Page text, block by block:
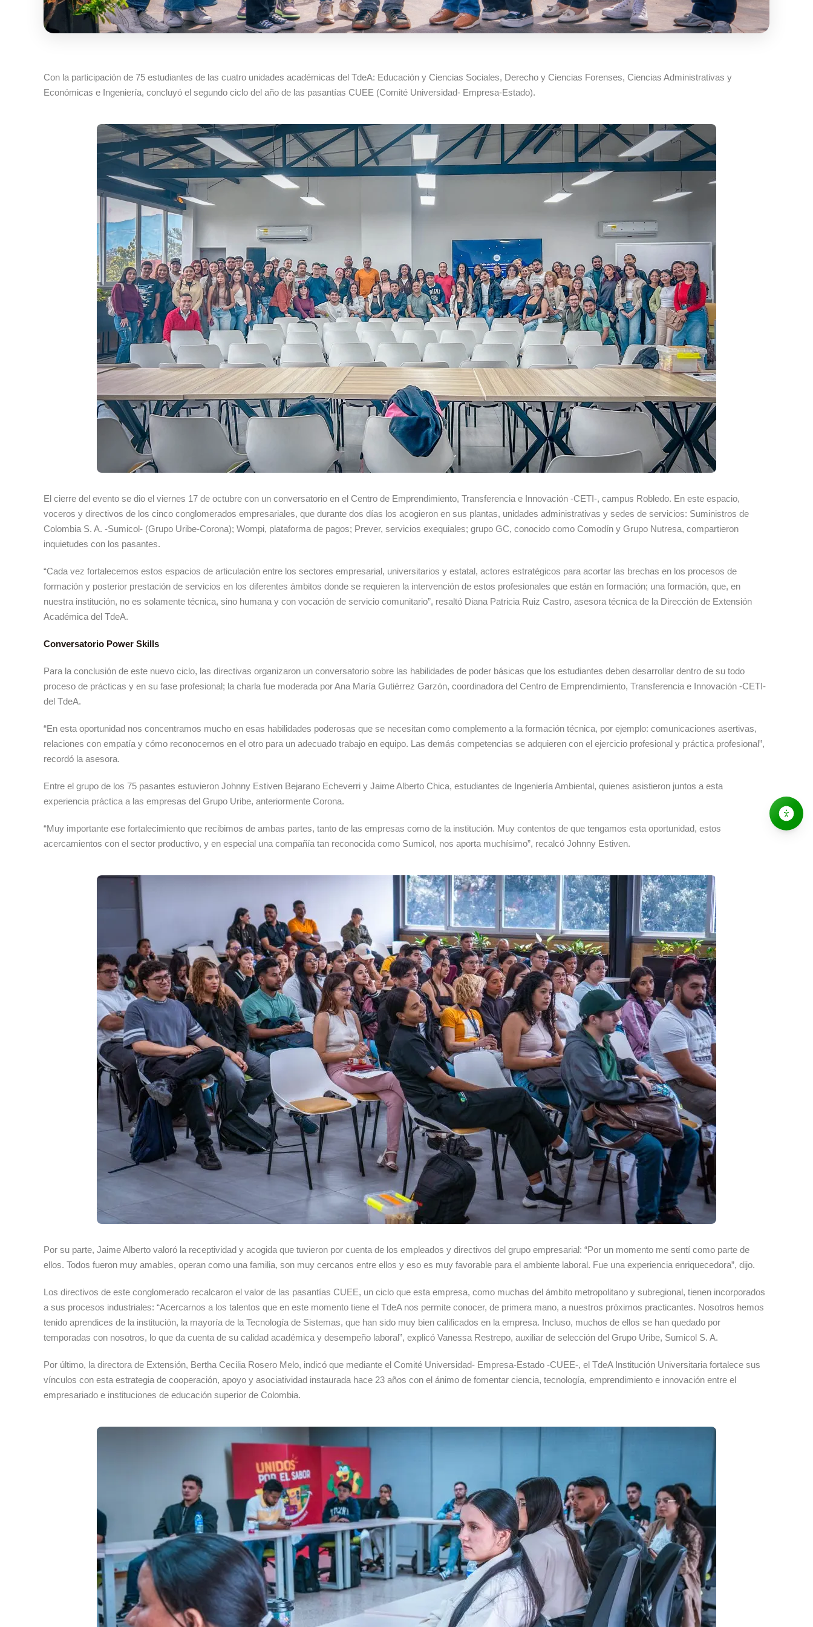
Con la participación de 75 estudiantes de las cuatro unidades académicas del TdeA: Educación y Ciencias Sociales, Derecho y Ciencias Forenses, Ciencias Administrativas y
Económicas e Ingeniería, concluyó el segundo ciclo del año de las pasantías CUEE (Comité Universidad- Empresa-Estado).
El cierre del evento se dio el viernes 17 de octubre con un conversatorio en el Centro de Emprendimiento, Transferencia e Innovación -CETI-, campus Robledo. En este espacio,
voceros y directivos de los cinco conglomerados empresariales, que durante dos días los acogieron en sus plantas, unidades administrativas y sedes de servicios: Suministros de
Colombia S. A. -Sumicol- (Grupo Uribe-Corona); Wompi, plataforma de pagos; Prever, servicios exequiales; grupo GC, conocido como Comodín y Grupo Nutresa, compartieron
inquietudes con los pasantes.
“Cada vez fortalecemos estos espacios de articulación entre los sectores empresarial, universitarios y estatal, actores estratégicos para acortar las brechas en los procesos de
formación y posterior prestación de servicios en los diferentes ámbitos donde se requieren la intervención de estos profesionales que están en formación; una formación, que, en
nuestra institución, no es solamente técnica, sino humana y con vocación de servicio comunitario”, resaltó Diana Patricia Ruiz Castro, asesora técnica de la Dirección de Extensión
Académica del TdeA.
Conversatorio Power Skills
Para la conclusión de este nuevo ciclo, las directivas organizaron un conversatorio sobre las habilidades de poder básicas que los estudiantes deben desarrollar dentro de su todo
proceso de prácticas y en su fase profesional; la charla fue moderada por Ana María Gutiérrez Garzón, coordinadora del Centro de Emprendimiento, Transferencia e Innovación -CETI-
del TdeA.
“En esta oportunidad nos concentramos mucho en esas habilidades poderosas que se necesitan como complemento a la formación técnica, por ejemplo: comunicaciones asertivas,
relaciones con empatía y cómo reconocernos en el otro para un adecuado trabajo en equipo. Las demás competencias se adquieren con el ejercicio profesional y práctica profesional”,
recordó la asesora.
Entre el grupo de los 75 pasantes estuvieron Johnny Estiven Bejarano Echeverri y Jaime Alberto Chica, estudiantes de Ingeniería Ambiental, quienes asistieron juntos a esta
experiencia práctica a las empresas del Grupo Uribe, anteriormente Corona.
“Muy importante ese fortalecimiento que recibimos de ambas partes, tanto de las empresas como de la institución. Muy contentos de que tengamos esta oportunidad, estos
acercamientos con el sector productivo, y en especial una compañía tan reconocida como Sumicol, nos aporta muchísimo”, recalcó Johnny Estiven.
Por su parte, Jaime Alberto valoró la receptividad y acogida que tuvieron por cuenta de los empleados y directivos del grupo empresarial: “Por un momento me sentí como parte de
ellos. Todos fueron muy amables, operan como una familia, son muy cercanos entre ellos y eso es muy favorable para el ambiente laboral. Fue una experiencia enriquecedora”, dijo.
Los directivos de este conglomerado recalcaron el valor de las pasantías CUEE, un ciclo que esta empresa, como muchas del ámbito metropolitano y subregional, tienen incorporados
a sus procesos industriales: “Acercarnos a los talentos que en este momento tiene el TdeA nos permite conocer, de primera mano, a nuestros próximos practicantes. Nosotros hemos
tenido aprendices de la institución, la mayoría de la Tecnología de Sistemas, que han sido muy bien calificados en la empresa. Incluso, muchos de ellos se han quedado por
temporadas con nosotros, lo que da cuenta de su calidad académica y desempeño laboral”, explicó Vanessa Restrepo, auxiliar de selección del Grupo Uribe, Sumicol S. A.
Por último, la directora de Extensión, Bertha Cecilia Rosero Melo, indicó que mediante el Comité Universidad- Empresa-Estado -CUEE-, el TdeA Institución Universitaria fortalece sus
vínculos con esta estrategia de cooperación, apoyo y asociatividad instaurada hace 23 años con el ánimo de fomentar ciencia, tecnología, emprendimiento e innovación entre el
empresariado e instituciones de educación superior de Colombia.